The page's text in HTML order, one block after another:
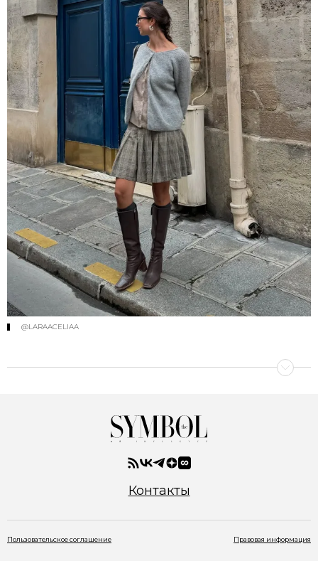
@LARAACELIAA
Контакты
Пользовательское соглашение Правовая информация